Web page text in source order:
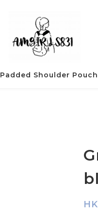
Padded Shoulder Pouch